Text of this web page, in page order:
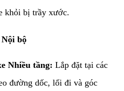
khỏi bị trầy xước.
bộ
Nhiều tầng: Lắp đặt tại các
đường dốc, lối đi và góc